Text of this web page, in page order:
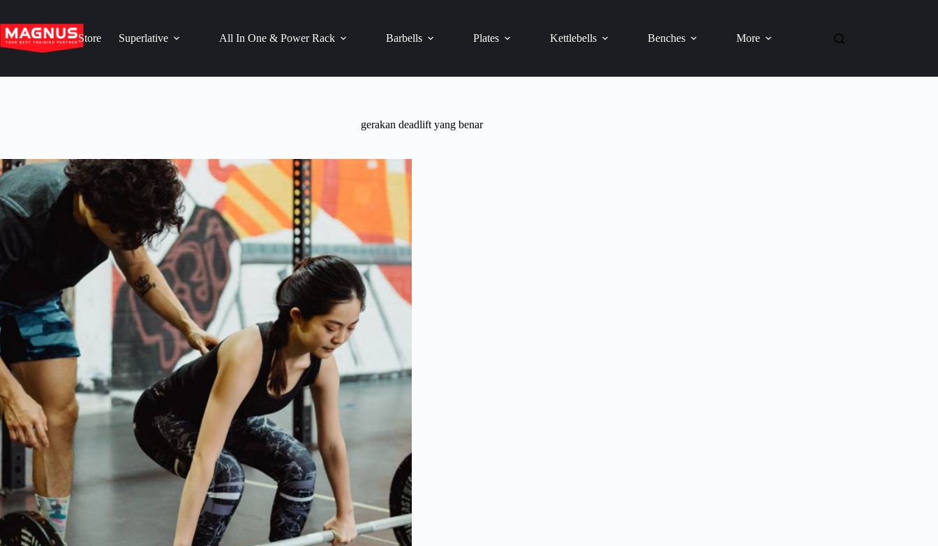
content
Store Superlative All In One & Power Rack Barbells Plates Kettlebells Benches More
gerakan deadlift yang benar